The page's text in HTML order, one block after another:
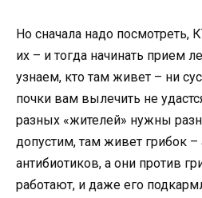
Но сначала надо посмотреть,
их – и тогда начинать прием
узнаем, кто там живет – ни
почки вам вылечить не
разных «жителей» нужны
допустим, там живет грибок –
антибиотиков, а они против
работают, и даже его